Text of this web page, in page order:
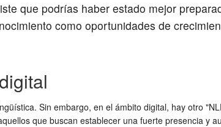
que podrías haber estado mejor
como oportunidades de
Sin embargo, en el ámbito digital, hay otro
que buscan establecer una fuerte presencia y